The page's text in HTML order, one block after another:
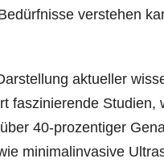
verstehen
aktueller
faszinierende
40-prozentiger
minimalinvasive